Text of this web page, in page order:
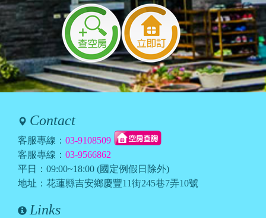
Contact
客服專線： 03-9108509
客服專線： 03-9566862
平日：09:00~18:00 (國定例假日除外)
地址：花蓮縣吉安鄉慶豐11街245巷7弄10號
Links